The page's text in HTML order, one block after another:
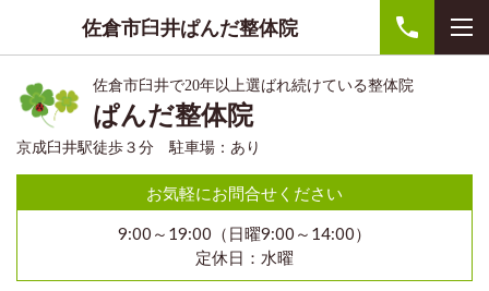
佐倉市臼井ぱんだ整体院
佐倉市臼井で20年以上選ばれ続けている整体院
ぱんだ整体院
京成臼井駅徒歩３分 駐車場：あり
お気軽にお問合せください
9:00～19:00（日曜9:00～14:00）
定休日：水曜